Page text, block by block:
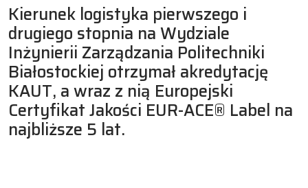
Kierunek logistyka pierwszego i
drugiego stopnia na Wydziale
Inżynierii Zarządzania Politechniki
Białostockiej otrzymał akredytację
KAUT, a wraz z nią Europejski
Certyfikat Jakości EUR-ACE® Label na
najbliższe 5 lat.